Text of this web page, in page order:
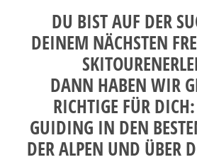
DU BIST AUF DER
DEINEM NÄCHSTEN
DANN HABEN WIR
RICHTIGE FÜR DICH:
GUIDING IN DEN
DER ALPEN UND ÜBER